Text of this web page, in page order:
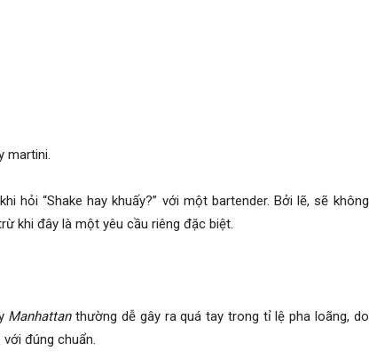
martini.
hỏi “Shake hay khuấy?” với một bartender. Bởi lẽ, sẽ không
khi đây là một yêu cầu riêng đặc biệt.
Manhattanthường dễ gây ra quá tay trong tỉ lệ pha loãng, do
đúng chuẩn.